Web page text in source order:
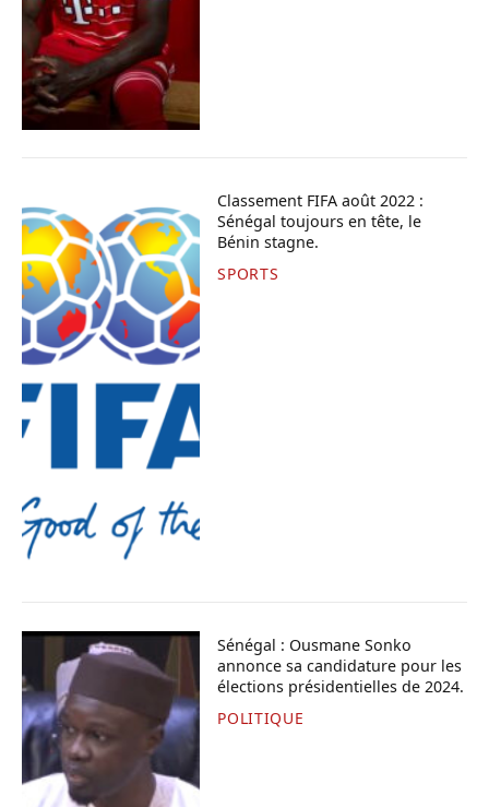
Classement FIFA août 2022 :
Sénégal toujours en tête, le
Bénin stagne.
SPORTS
Sénégal : Ousmane Sonko
annonce sa candidature pour les
élections présidentielles de 2024.
POLITIQUE